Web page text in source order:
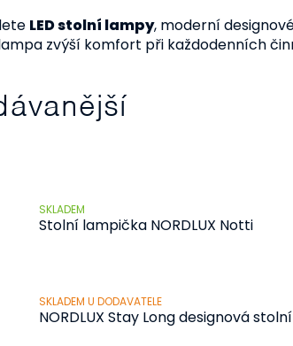
LED stolní lampy, moderní
zvýší komfort při každodenních
Stolní lampička NORDLUX Notti
SKLADEM
NORDLUX Stay Long designová
SKLADEM U DODAVATELE